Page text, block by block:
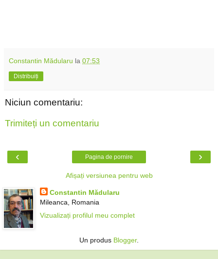
Constantin Mădularu la 07:53
Distribuiți
Niciun comentariu:
Trimiteți un comentariu
‹ ›
Pagina de pornire
Afișați versiunea pentru web
Constantin Mădularu
Mileanca, Romania
Vizualizați profilul meu complet
Un produs Blogger.